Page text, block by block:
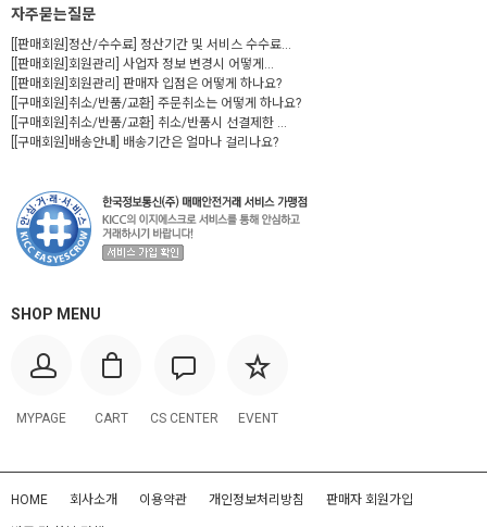
자주묻는질문
[[판매회원]정산/수수료] 정산기간 및 서비스 수수료...
[[판매회원]회원관리] 사업자 정보 변경시 어떻게...
[[판매회원]회원관리] 판매자 입점은 어떻게 하나요?
[[구매회원]취소/반품/교환] 주문취소는 어떻게 하나요?
[[구매회원]취소/반품/교환] 취소/반품시 선결제한 ...
[[구매회원]배송안내] 배송기간은 얼마나 걸리나요?
SHOP MENU
MYPAGE CART CS CENTER EVENT
HOME 회사소개 이용약관 개인정보처리방침 판매자 회원가입